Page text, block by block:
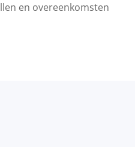
en overeenkomsten